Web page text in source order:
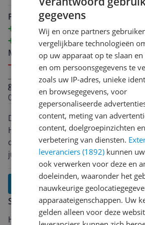
vind ik het fijn dat er bijna geen
hoeft te komen en makkelijker
pan! Kortom een hele goede
Pluspunten
Makkelijk in gebruik
Perfecte garing van vlees!
Minpunten
g**********@g********
01-02-2025
De Tefal OptiGrill XL is echt een
Het grillresultaat is perfect dankzij
die de dikte van het voedsel meten
juiste grilltijd instellen. Van sappige
knapperige panini’s, alles lukt
apparaat is ruim genoeg voor
tegelijk, ideaal voor gezinnen.
schoonmaken super eenvoudig
uitneembare grillplaten met anti-
Lees alle reviews
Schrijf een review
Heb jij dit product in bezit en wil je
gegevens
Wij en onze partners
vergelijkbare technologieën
op uw apparaat op te slaan
en om persoonsgegevens te
zoals uw IP-adres, unieke
en browsegegevens, voor
gepersonaliseerde
content, meting van
content, doelgroepinzichten en
verbetering van diensten.
leveranciers (1892) kunnen
ook verwerken voor deze en
doeleinden, waaronder het
nauwkeurige
apparaateigenschappen. Uw
gelden alleen voor deze